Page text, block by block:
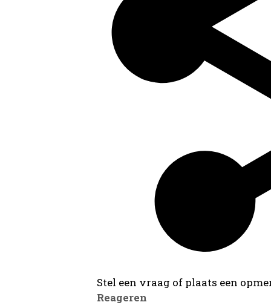
Stel een vraag of plaats een
Reageren